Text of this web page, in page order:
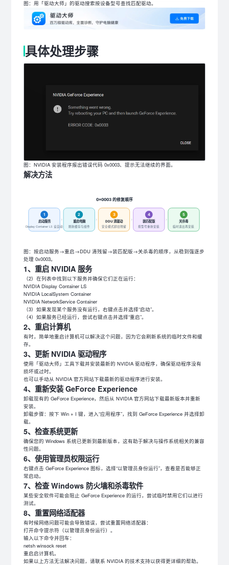
图：用「驱动大师」的驱动搜索按设备型号查找匹配驱动。
具体处理步骤
图：NVIDIA 安装程序报出错误代码 0x0003、提示无法继续的界面。
解决方法
0x0003 的修复顺序
1
启动服务
Display Container LS 设自动
›
2
重启电脑
刷新缓存与组件
›
3
DDU 清驱动
安全模式卸旧残留
›
4
装匹配版
按型号重新安装
›
5
关杀毒
临时退出再安装
图：按启动服务→重启→DDU 清残留→装匹配版→关杀毒的顺序，从稳到强逐步
处理 0x0003。
1、重启 NVIDIA 服务
（2）在列表中找到以下服务并确保它们正在运行：
NVIDIA Display Container LS
NVIDIA LocalSystem Container
NVIDIA NetworkService Container
（3）如果发现某个服务没有运行，右键点击并选择“启动”。
（4）如果服务已经运行，尝试右键点击并选择“重启”。
2、重启计算机
有时，简单地重启计算机可以解决这个问题，因为它会刷新系统的临时文件和缓
存。
3、更新 NVIDIA 驱动程序
使用「驱动大师」工具下载并安装最新的 NVIDIA 驱动程序，确保驱动程序没有
损坏或过时。
也可以手动从 NVIDIA 官方网站下载最新的驱动程序进行安装。
4、重新安装 GeForce Experience
卸载现有的 GeForce Experience，然后从 NVIDIA 官方网站下载最新版本并重新
安装。
卸载步骤：按下 Win + I 键，进入“应用程序”，找到 GeForce Experience 并选择卸
载。
5、检查系统更新
确保您的 Windows 系统已更新到最新版本，这有助于解决与操作系统相关的兼容
性问题。
6、使用管理员权限运行
右键点击 GeForce Experience 图标，选择“以管理员身份运行”，查看是否能够正
常启动。
7、检查 Windows 防火墙和杀毒软件
某些安全软件可能会阻止 GeForce Experience 的运行，尝试临时禁用它们以进行
测试。
8、重置网络适配器
有时候网络问题可能会导致错误，尝试重置网络适配器：
打开命令提示符（以管理员身份运行）。
输入以下命令并回车：
netsh winsock reset
重启启计算机。
如果以上方法无法解决问题，请联系 NVIDIA 的技术支持以获得更详细的帮助。